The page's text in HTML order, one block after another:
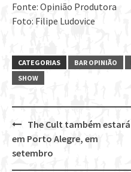
Fonte: Opinião Produtora
Foto: Filipe Ludovice
CATEGORIAS BAR OPINIÃO
SHOW
Post
navigation
The Cult também estará
em Porto Alegre, em
setembro